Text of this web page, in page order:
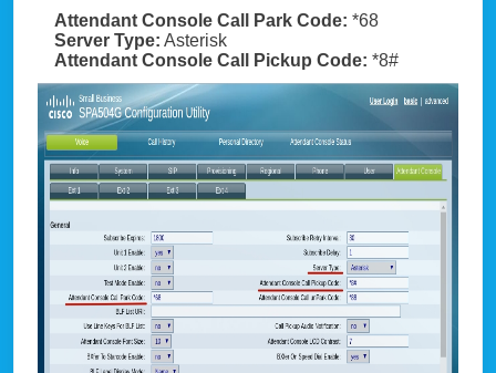
Attendant Console Call Park Code: *68
Server Type: Asterisk
Attendant Console Call Pickup Code: *8#